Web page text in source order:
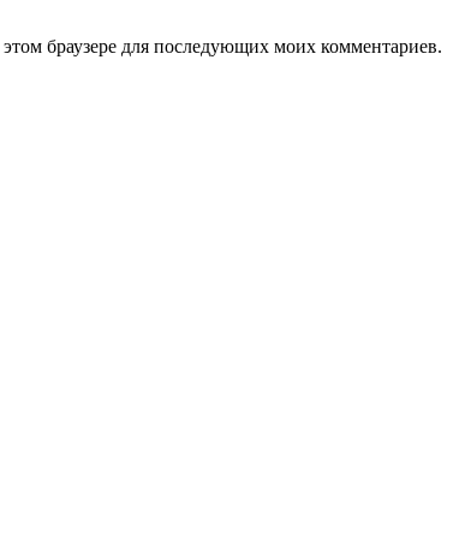
браузере для последующих моих комментариев.